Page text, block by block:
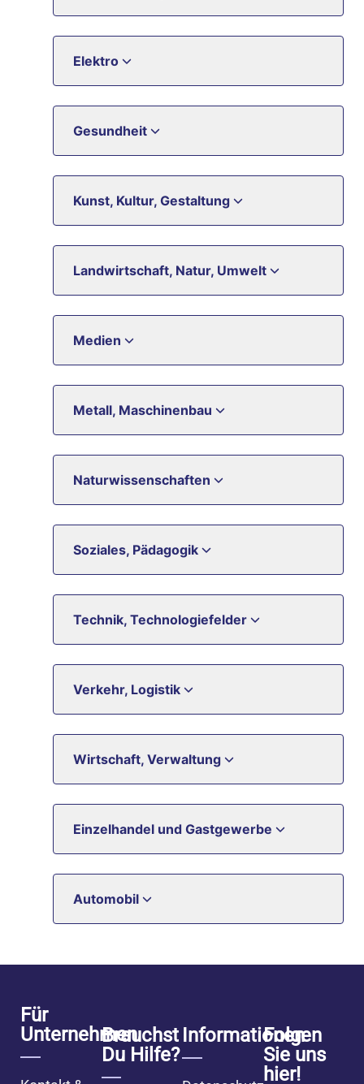
Elektro
Gesundheit
Kunst, Kultur, Gestaltung
Landwirtschaft, Natur, Umwelt
Medien
Metall, Maschinenbau
Naturwissenschaften
Soziales, Pädagogik
Technik, Technologiefelder
Verkehr, Logistik
Wirtschaft, Verwaltung
Einzelhandel und Gastgewerbe
Automobil
Für
UnternehmenBrauchst
Du Hilfe?
Informationen
Folgen
Sie uns
hier!